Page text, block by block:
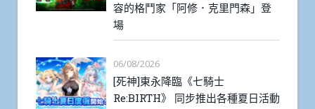
容的格鬥家「阿修．克里門森」登
場
06/08/2026
[死神]東永降臨《七騎士
Re:BIRTH》 同步推出各種夏日活動